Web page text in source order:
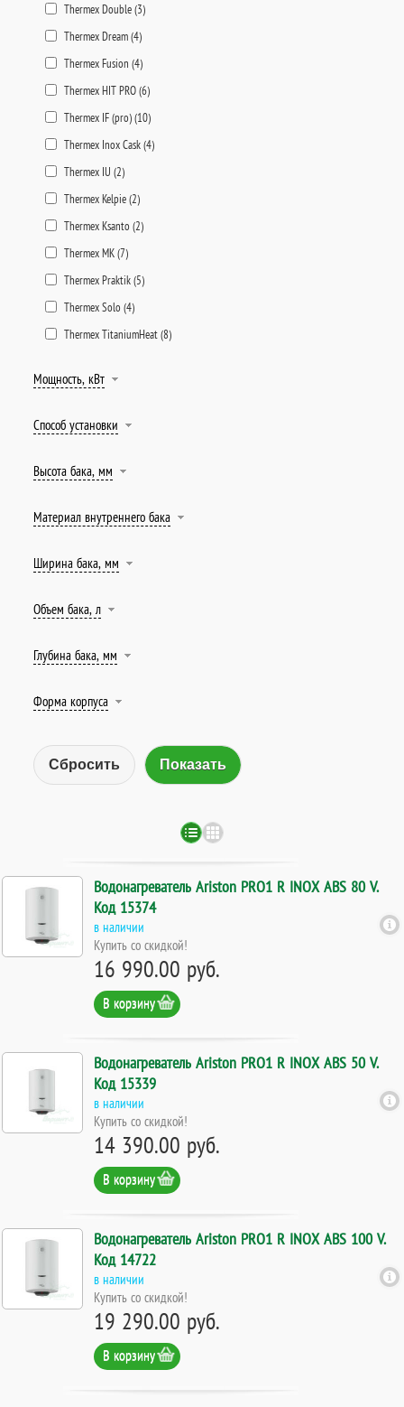
Thermex Double (3)
Thermex Dream (4)
Thermex Fusion (4)
Thermex HIT PRO (6)
Thermex IF (pro) (10)
Thermex Inox Cask (4)
Thermex IU (2)
Thermex Kelpie (2)
Thermex Ksanto (2)
Thermex MK (7)
Thermex Praktik (5)
Thermex Solo (4)
Thermex TitaniumHeat (8)
Мощность, кВт
Способ установки
Высота бака, мм
Материал внутреннего бака
Ширина бака, мм
Объем бака, л
Глубина бака, мм
Форма корпуса
Сбросить
Водонагреватель Ariston PRO1 R INOX ABS 80 V.
Код 15374
в наличии
Купить со скидкой!
16 990.00 руб.
В корзину
Водонагреватель Ariston PRO1 R INOX ABS 50 V.
Код 15339
в наличии
Купить со скидкой!
14 390.00 руб.
В корзину
Водонагреватель Ariston PRO1 R INOX ABS 100 V.
Код 14722
в наличии
Купить со скидкой!
19 290.00 руб.
В корзину